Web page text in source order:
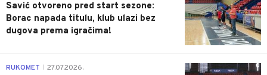
Savić otvoreno pred start sezone:
Borac napada titulu, klub ulazi bez
dugova prema igračima!
0
RUKOMET 27.07.2026.